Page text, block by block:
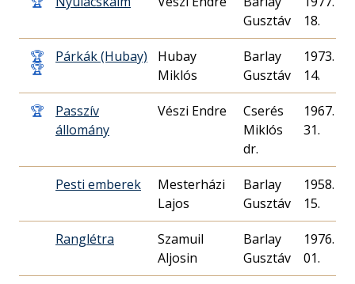
Gusztáv
18.
🏆
🏆
Párkák (Hubay)
Hubay
Miklós
Barlay
Gusztáv
1973. 05.
14.
🏆
Passzív
állomány
Vészi Endre
Cserés
Miklós
dr.
1967. 03.
31.
Pesti emberek
Mesterházi
Lajos
Barlay
Gusztáv
1958. 04.
15.
Ranglétra
Szamuil
Aljosin
Barlay
Gusztáv
1976. 11.
01.